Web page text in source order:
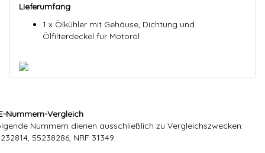
Lieferumfang
1 x Ölkühler mit Gehäuse, Dichtung und
Ölfilterdeckel für Motoröl
Nummern-Vergleich
Nummern dienen ausschließlich zu Vergleichszwecken:
55238286, NRF 31349